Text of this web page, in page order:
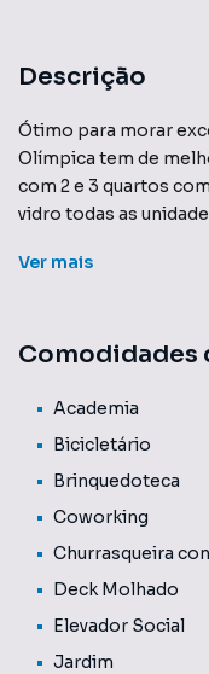
Descrição
Ótimo para morar
Olímpica tem de
com 2 e 3 quartos
vidro todas as
disponibilidade do
Características:
• Bicicletário
• Brinquedoteca
• Coworking
• Deck molhado
• Elevador social
• Jardim
• Lavanderia
• Lounge
Ver mais
Comodidades
Academia
Bicicletário
Brinquedoteca
Coworking
Churrasqueira
Deck Molhado
Elevador Social
Jardim